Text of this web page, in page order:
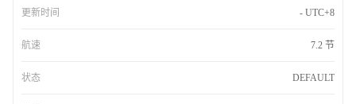
更新时间 - UTC+8
航速 7.2 节
状态 DEFAULT